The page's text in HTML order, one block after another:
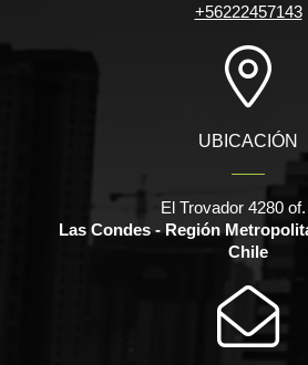
+56222457143
UBICACIÓN
El Trovador 4280
Las Condes - Región
Chile